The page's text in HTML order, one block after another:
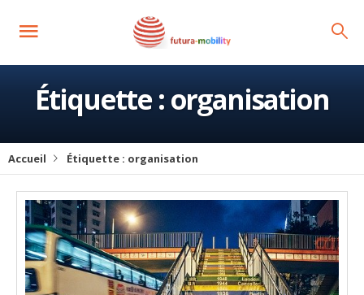
Étiquette :organisation
Accueil Étiquette : organisation